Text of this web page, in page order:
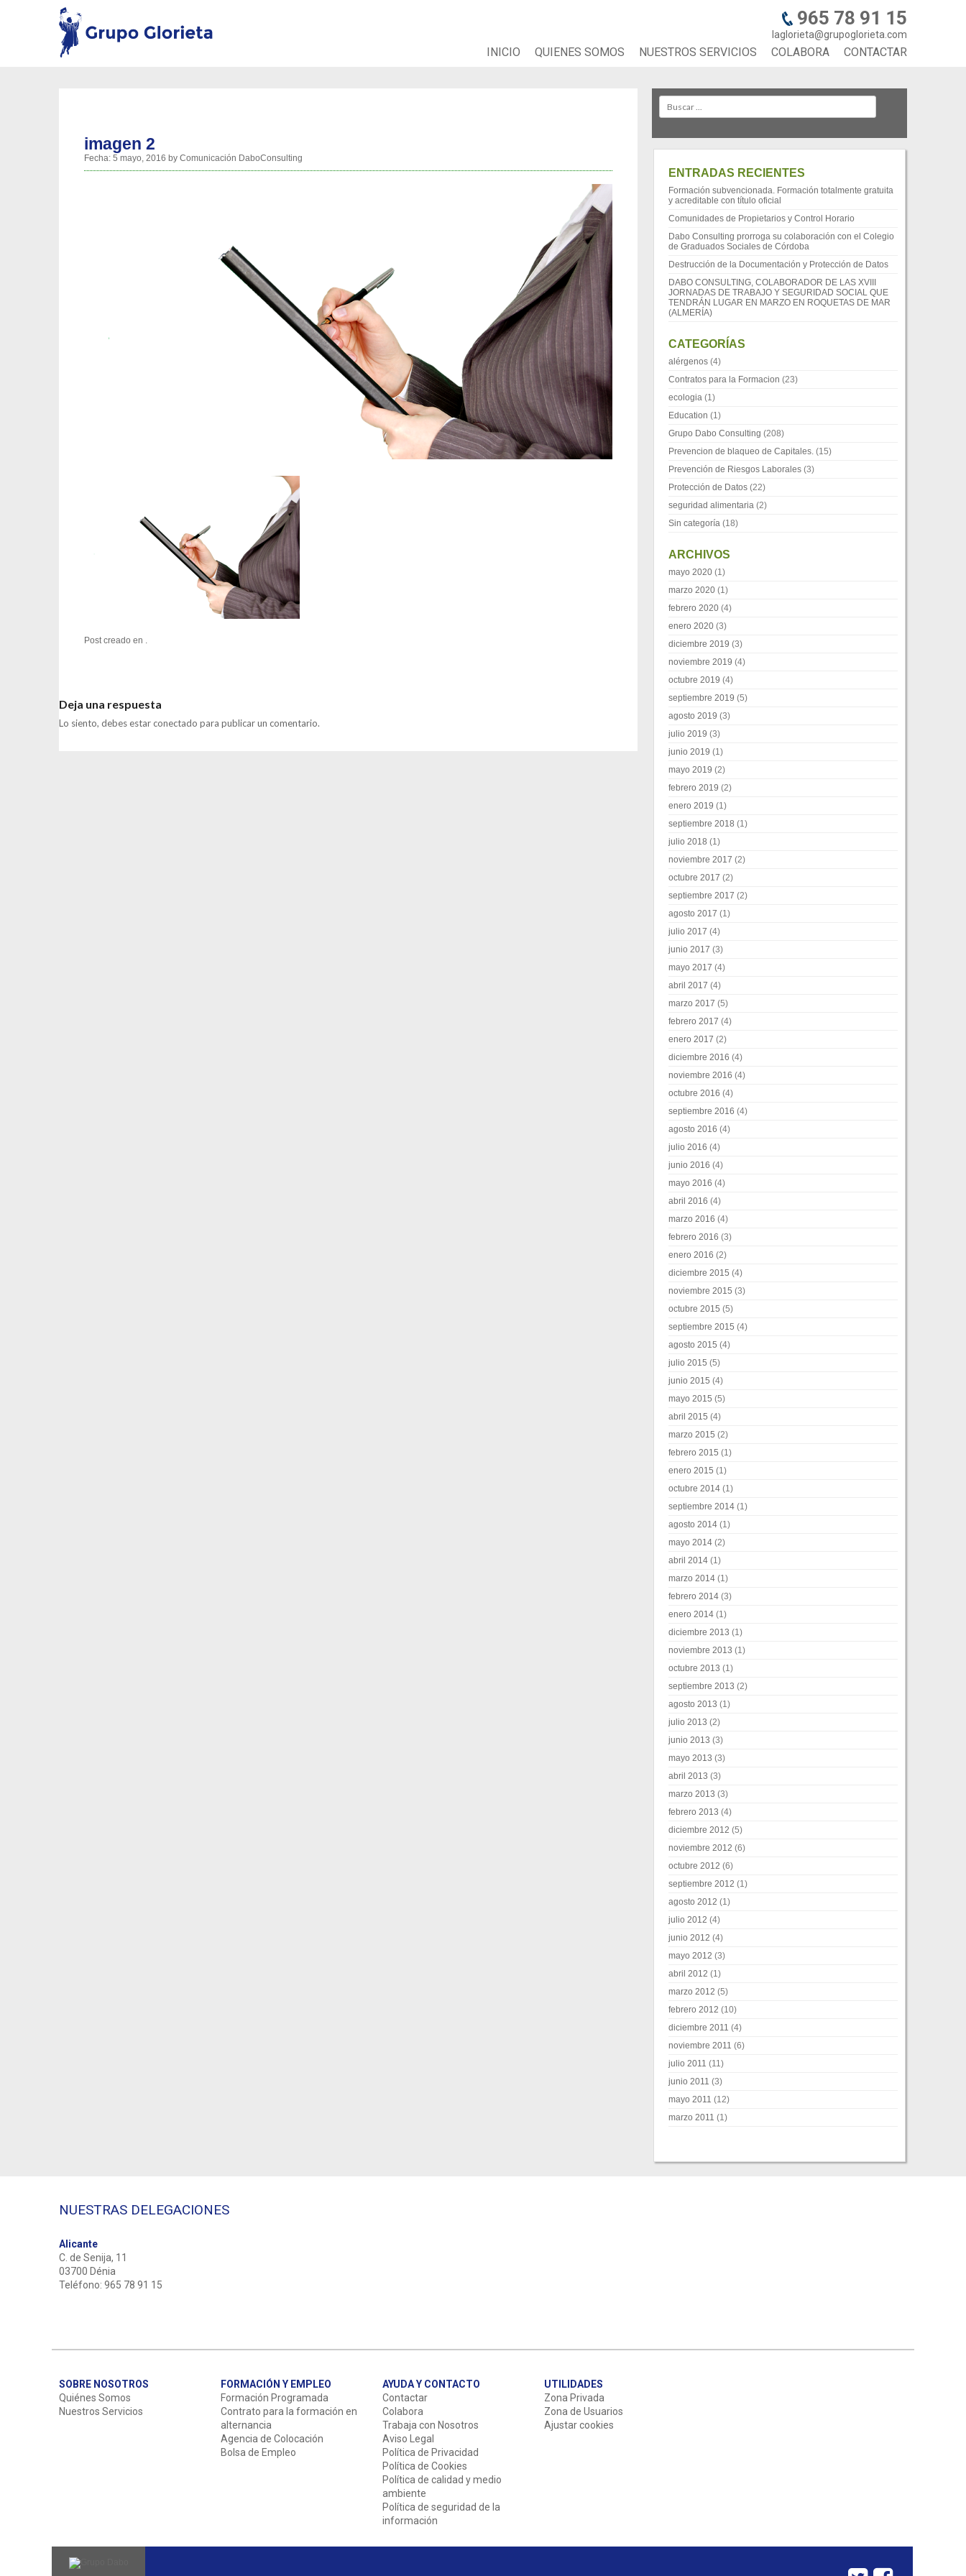
965 78 91 15
laglorieta@grupoglorieta.com
CONTACTAR
COLABORA
NUESTROS SERVICIOS
QUIENES SOMOS
INICIO
imagen 2
Fecha: 5 mayo, 2016 by Comunicación DaboConsulting
Post creado en .
Deja una respuesta
Lo siento, debes estar conectado para publicar un comentario.
Search
ENTRADAS RECIENTES
Formación subvencionada. Formación totalmente gratuita
y acreditable con título oficial
Comunidades de Propietarios y Control Horario
Dabo Consulting prorroga su colaboración con el Colegio
de Graduados Sociales de Córdoba
Destrucción de la Documentación y Protección de Datos
DABO CONSULTING, COLABORADOR DE LAS XVIII
JORNADAS DE TRABAJO Y SEGURIDAD SOCIAL QUE
TENDRÁN LUGAR EN MARZO EN ROQUETAS DE MAR
(ALMERÍA)
CATEGORÍAS
alérgenos (4)
Contratos para la Formacion (23)
ecologia (1)
Education (1)
Grupo Dabo Consulting (208)
Prevencion de blaqueo de Capitales. (15)
Prevención de Riesgos Laborales (3)
Protección de Datos (22)
seguridad alimentaria (2)
Sin categoría (18)
ARCHIVOS
mayo 2020 (1)
marzo 2020 (1)
febrero 2020 (4)
enero 2020 (3)
diciembre 2019 (3)
noviembre 2019 (4)
octubre 2019 (4)
septiembre 2019 (5)
agosto 2019 (3)
julio 2019 (3)
junio 2019 (1)
mayo 2019 (2)
febrero 2019 (2)
enero 2019 (1)
septiembre 2018 (1)
julio 2018 (1)
noviembre 2017 (2)
octubre 2017 (2)
septiembre 2017 (2)
agosto 2017 (1)
julio 2017 (4)
junio 2017 (3)
mayo 2017 (4)
abril 2017 (4)
marzo 2017 (5)
febrero 2017 (4)
enero 2017 (2)
diciembre 2016 (4)
noviembre 2016 (4)
octubre 2016 (4)
septiembre 2016 (4)
agosto 2016 (4)
julio 2016 (4)
junio 2016 (4)
mayo 2016 (4)
abril 2016 (4)
marzo 2016 (4)
febrero 2016 (3)
enero 2016 (2)
diciembre 2015 (4)
noviembre 2015 (3)
octubre 2015 (5)
septiembre 2015 (4)
agosto 2015 (4)
julio 2015 (5)
junio 2015 (4)
mayo 2015 (5)
abril 2015 (4)
marzo 2015 (2)
febrero 2015 (1)
enero 2015 (1)
octubre 2014 (1)
septiembre 2014 (1)
agosto 2014 (1)
mayo 2014 (2)
abril 2014 (1)
marzo 2014 (1)
febrero 2014 (3)
enero 2014 (1)
diciembre 2013 (1)
noviembre 2013 (1)
octubre 2013 (1)
septiembre 2013 (2)
agosto 2013 (1)
julio 2013 (2)
junio 2013 (3)
mayo 2013 (3)
abril 2013 (3)
marzo 2013 (3)
febrero 2013 (4)
diciembre 2012 (5)
noviembre 2012 (6)
octubre 2012 (6)
septiembre 2012 (1)
agosto 2012 (1)
julio 2012 (4)
junio 2012 (4)
mayo 2012 (3)
abril 2012 (1)
marzo 2012 (5)
febrero 2012 (10)
diciembre 2011 (4)
noviembre 2011 (6)
julio 2011 (11)
junio 2011 (3)
mayo 2011 (12)
marzo 2011 (1)
NUESTRAS DELEGACIONES
Alicante
C. de Senija, 11
03700 Dénia
Teléfono: 965 78 91 15
SOBRE NOSOTROS
Quiénes Somos
Nuestros Servicios
FORMACIÓN Y EMPLEO
Formación Programada
Contrato para la formación en
alternancia
Agencia de Colocación
Bolsa de Empleo
AYUDA Y CONTACTO
Contactar
Colabora
Trabaja con Nosotros
Aviso Legal
Política de Privacidad
Política de Cookies
Política de calidad y medio
ambiente
Política de seguridad de la
información
UTILIDADES
Zona Privada
Zona de Usuarios
Ajustar cookies